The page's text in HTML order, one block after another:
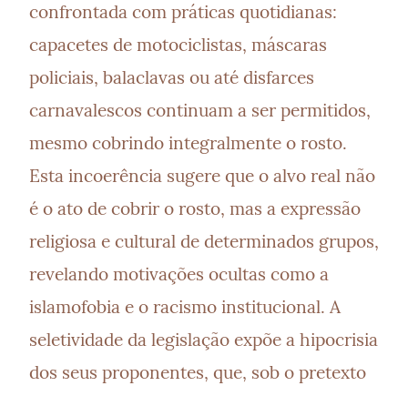
confrontada com práticas quotidianas:
capacetes de motociclistas, máscaras
policiais, balaclavas ou até disfarces
carnavalescos continuam a ser permitidos,
mesmo cobrindo integralmente o rosto.
Esta incoerência sugere que o alvo real não
é o ato de cobrir o rosto, mas a expressão
religiosa e cultural de determinados grupos,
revelando motivações ocultas como a
islamofobia e o racismo institucional. A
seletividade da legislação expõe a hipocrisia
dos seus proponentes, que, sob o pretexto